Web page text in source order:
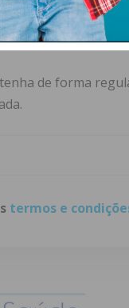
do
de forma
termos e